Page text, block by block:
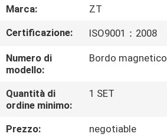
GIRO
DELLA
FABBRICA
CONTROLLO
DI
QUALITÀ
Marca:
ZT
Certificazione:
ISO9001：2008
Numero di
modello:
Bordo magnetico
Quantità di
ordine minimo:
1 SET
Prezzo:
negotiable